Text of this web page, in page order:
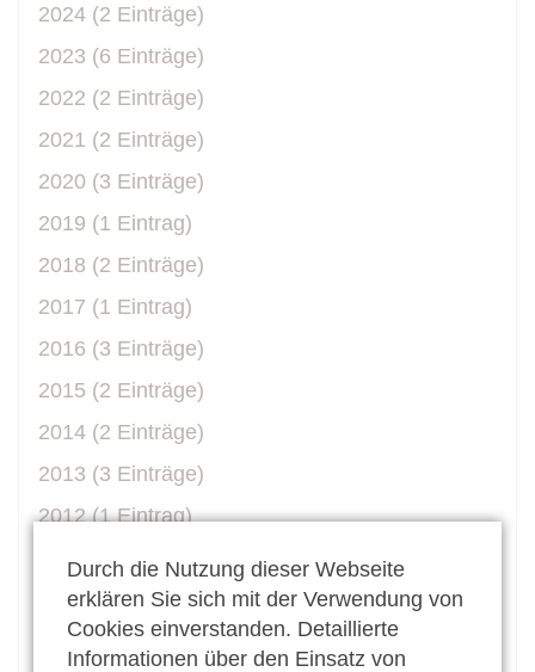
2024 (2 Einträge)
2023 (6 Einträge)
2022 (2 Einträge)
2021 (2 Einträge)
2020 (3 Einträge)
2019 (1 Eintrag)
2018 (2 Einträge)
2017 (1 Eintrag)
2016 (3 Einträge)
2015 (2 Einträge)
2014 (2 Einträge)
2013 (3 Einträge)
2012 (1 Eintrag)
2011 (2 Einträge)
2010 (4 Einträge)
Alle Beiträge anzeigen
Durch die Nutzung dieser Webseite
erklären Sie sich mit der Verwendung von
Cookies einverstanden. Detaillierte
Informationen über den Einsatz von